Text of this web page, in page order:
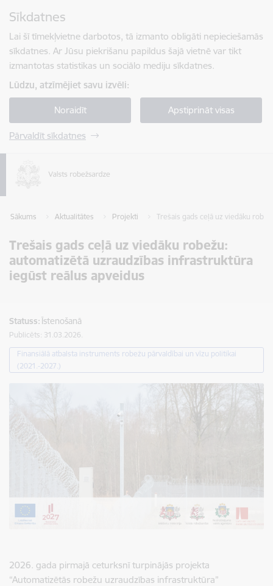
Sīkdatnes
Lai šī tīmekļvietne darbotos, tā izmanto obligāti nepieciešamās
sīkdatnes. Ar Jūsu piekrišanu papildus šajā vietnē var tikt
izmantotas statistikas un sociālo mediju sīkdatnes.
Lūdzu, atzīmējiet savu izvēli:
Noraidīt Apstiprināt visas
Pārvaldīt sīkdatnes
Sākums Aktualitātes Projekti Trešais gads ceļā uz viedāku
Trešais gads ceļā uz viedāku robežu:
automatizētā uzraudzības infrastruktūra
iegūst reālus apveidus
Statuss:Īstenošanā
Publicēts: 31.03.2026.
Finansiālā atbalsta instruments robežu pārvaldībai un vīzu politikai
(2021.-2027.)
2026. gada pirmajā ceturksnī turpinājās projekta
“Automatizētās robežu uzraudzības infrastruktūra”